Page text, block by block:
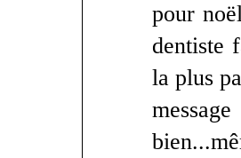
pour
dentiste
la plus